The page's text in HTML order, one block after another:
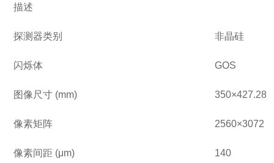
描述
探测器类别 非晶硅
闪烁体 GOS
图像尺寸 (mm) 350×427.28
像素矩阵 2560×3072
像素间距 (μm) 140